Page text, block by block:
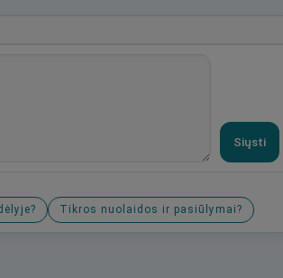
Siųsti
Tikros nuolaidos ir pasiūlymai?